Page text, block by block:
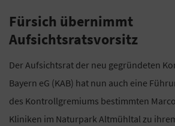
Fürsich übernimmt
Aufsichtsratsvorsitz
Der Aufsichtsrat der neu gegründeten
Bayern eG (KAB) hat nun auch eine
des Kontrollgremiums bestimmten
Kliniken im Naturpark Altmühltal zu